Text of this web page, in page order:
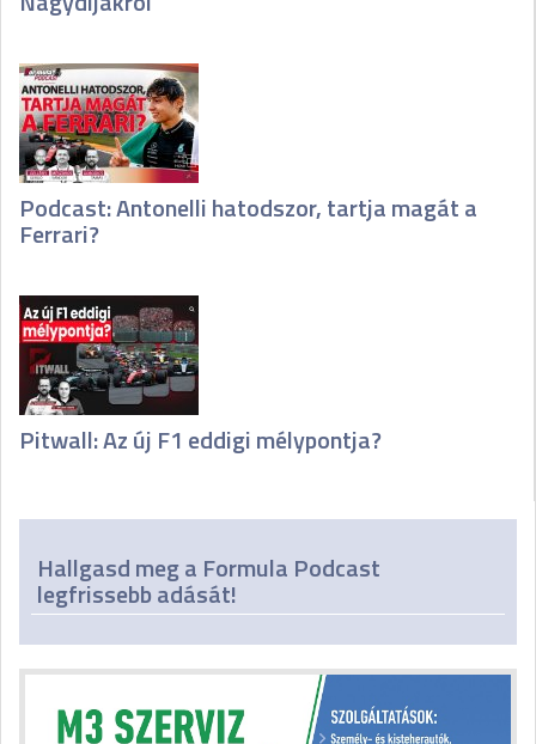
Podcast: Antonelli hatodszor, tartja magát a
Ferrari?
Pitwall: Az új F1 eddigi mélypontja?
Hallgasd meg a Formula Podcast
legfrissebb adását!